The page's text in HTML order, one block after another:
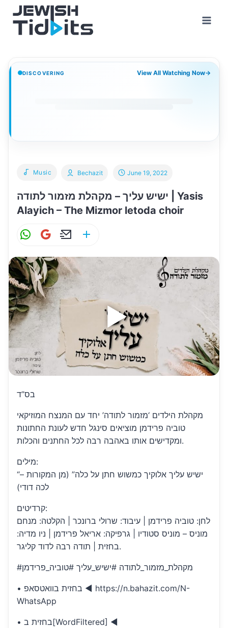
content
DISCOVERING View All Watching Now→
Music
ישיש עליך – מקהלת מזמור לתודה | Yasis
Alayich – The Mizmor letoda choir
Bechazit June 19, 2022
W
at
s
A
p
p
G
ai
l
E
ai
l
ar
בס”ד
מקהלת הילדים ‘מזמור לתודה’ יחד עם המנצח המוזיקאי
טוביה פרידמן מוציאים סינגל חדש לעונת החתונות
ומקדישים אותו באהבה רבה לכל החתנים והכלות.
מילים:
“ישיש עליך אלוקיך כמשוש חתן על כלה” (מן המקורות –
לכה דודי)
קרדיטים:
לחן: טוביה פרידמן | עיבוד: שרולי ברונכר | הקלטה: מנחם
מוניס – מוניס סטודיו | גרפיקה: אריאל פרידמן | ניו מדיה:
בחזית | תודה רבה לדוד קליגר.
#מקהלת_מזמור_לתודה #ישיש_עליך #טוביה_פרידמן
• בחזית בוואטסאפ ◄ https://n.bahazit.com/N-
WhatsApp
• בחזית ב[WordFiltered] ◄